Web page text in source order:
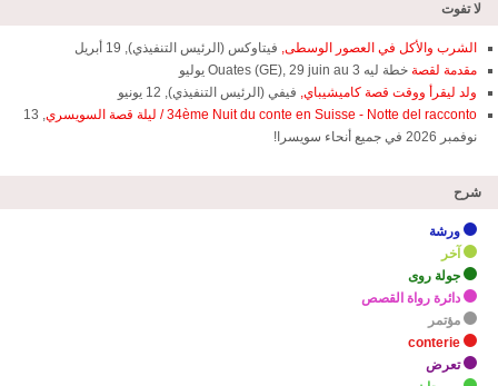
لا تفوت
الشرب والأكل في العصور الوسطى, فيتاوكس (الرئيس التنفيذي), 19 أبريل
مقدمة لقصة خطة ليه Ouates (GE), 29 juin au 3 يوليو
ولد ليقرأ ووقت قصة كاميشيباي, فيفي (الرئيس التنفيذي), 12 يونيو
34ème Nuit du conte en Suisse - Notte del racconto / ليلة قصة السويسري
, 13
نوفمبر 2026 في جميع أنحاء سويسرا!
شرح
ورشة
آخر
جولة روى
دائرة رواة القصص
مؤتمر
conterie
تعرض